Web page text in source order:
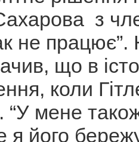
з
не
що в
коли
мене
я його